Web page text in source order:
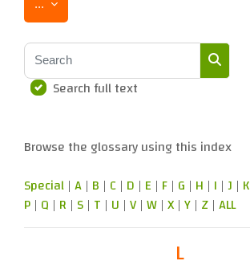
... Export entries
Search
Search
Search full text
Browse the glossary using this index
Special | A | B | C | D | E | F | G | H | I | J | K
P | Q | R | S | T | U | V | W | X | Y | Z | ALL
L